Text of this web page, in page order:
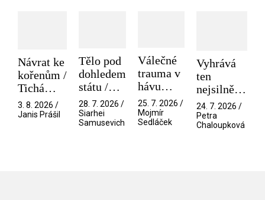
Návrat ke
kořenům /
Tichá
přítelkyně
3. 8. 2026 /
Janis Prášil
Tělo pod
dohledem
státu /
Pramen
28. 7. 2026 /
Siarhei
Samusevich
Válečné
trauma v
hávu
spektáklu
/ Odyssea
25. 7. 2026 /
Mojmír
Sedláček
Vyhrává
ten
nejsilnější
/ V nitru
manosféry
24. 7. 2026 /
Petra
Chaloupková